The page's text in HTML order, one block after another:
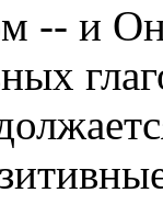
-- и